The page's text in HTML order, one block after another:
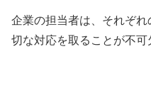
企業の担当者は、それぞ
切な対応を取ることが不可